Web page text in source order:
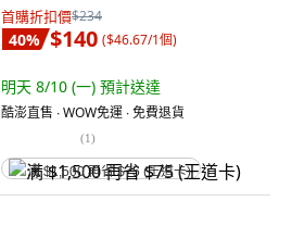
首購折扣價$234
40% $140 ($46.67/1個)
明天 8/10 (一) 預計送達
酷澎直售 ∙ WOW免運 ∙ 免費退貨
(1)
满 $1,500 再省 $75 (王道卡)